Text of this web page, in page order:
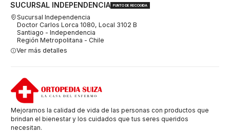
SUCURSAL INDEPENDENCIA PUNTO DE RECOGIDA
Sucursal Independencia
Doctor Carlos Lorca 1080, Local 3102 B
Santiago - Independencia
Región Metropolitana - Chile
Ver más detalles
Mejoramos la calidad de vida de las personas con productos que
brindan el bienestar y los cuidados que tus seres queridos
necesitan.